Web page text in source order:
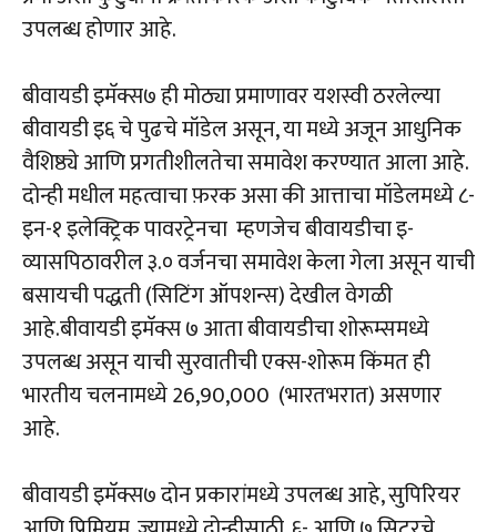
उपलब्ध होणार आहे.
बीवायडी इमॅक्स७ ही मोठ्या प्रमाणावर यशस्वी ठरलेल्या
बीवायडी इ६ चे पुढचे मॉडेल असून, या मध्ये अजून आधुनिक
वैशिष्ठ्ये आणि प्रगतीशीलतेचा समावेश करण्यात आला आहे.
दोन्ही मधील महत्वाचा फ़रक असा की आत्ताचा मॉडेलमध्ये ८-
इन-१ इलेक्ट्रिक पावरट्रेनचा म्हणजेच बीवायडीचा इ-
व्यासपिठावरील ३.० वर्जनचा समावेश केला गेला असून याची
बसायची पद्धती (सिटिंग ऑपशन्स) देखील वेगळी
आहे.बीवायडी इमॅक्स ७ आता बीवायडीचा शोरूम्समध्ये
उपलब्ध असून याची सुरवातीची एक्स-शोरूम किंमत ही
भारतीय चलनामध्ये 26,90,000 (भारतभरात) असणार
आहे.
बीवायडी इमॅक्स७ दोन प्रकारांमध्ये उपलब्ध आहे, सुपिरियर